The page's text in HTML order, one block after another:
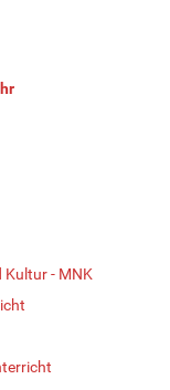
Kultur - MNK